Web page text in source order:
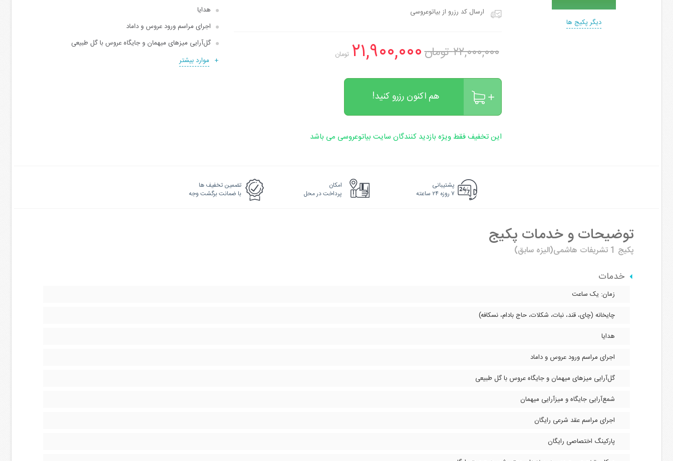
دیگر پکیج ها
ارسال کد رزرو از بیاتوعروسی
۲۲,۰۰۰,۰۰۰ تومان ۲۱,۹۰۰,۰۰۰ تومان
هم اکنون رزرو کنید!
این تخفیف فقط ویژه بازدید کنندگان سایت بیاتوعروسی می باشد
هدایا
اجرای مراسم ورود عروس و داماد
گل‌آرایی میزهای میهمان و جایگاه عروس با گل طبیعی
موارد بیشتر
پشتیبانی
۷ روزه ۲۴ ساعته
امکان
پرداخت در محل
تضمین تخفیف ها
با ضمانت برگشت وجه
توضیحات و خدمات پکیج
پکیج 1 تشریفات هاشمی(الیزه سابق)
خدمات
زمان: یک ساعت
چایخانه (چای، قند، نبات، شکلات، حاج بادام، نسکافه)
هدایا
اجرای مراسم ورود عروس و داماد
گل‌آرایی میزهای میهمان و جایگاه عروس با گل طبیعی
شمع‌آرایی جایگاه و میزآرایی میهمان
اجرای مراسم عقد شرعی رایگان
پارکینگ اختصاصی رایگان